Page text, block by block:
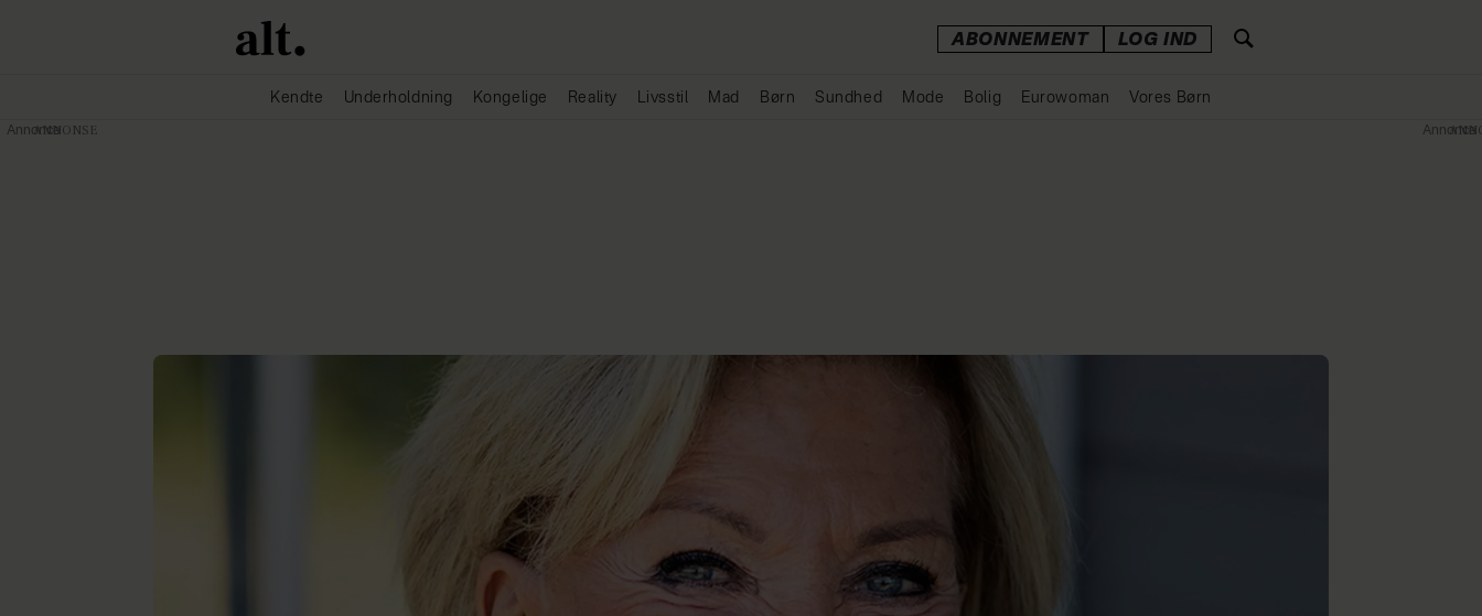
ABONNEMENT LOG IND
Kendte Underholdning Kongelige Reality Livsstil Mad Børn Sundhed Mode Bolig Eurowoman Vores Børn
Annonce Annonce